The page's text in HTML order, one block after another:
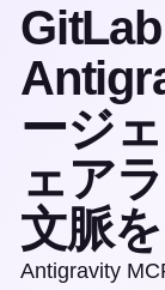
ージ
ェア
文脈を
Antigravity